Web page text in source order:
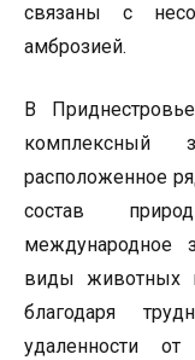
связаны с
амброзией.
В
комплексный
расположенное
состав
международное
виды животных
благодаря
удаленности